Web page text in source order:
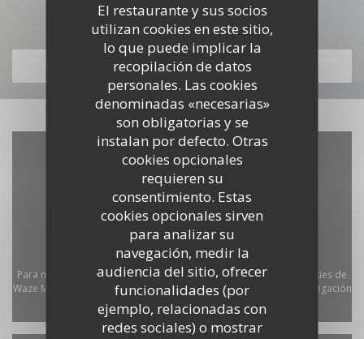
El restaurante y sus socios
utilizan cookies en este sitio,
lo que puede implicar la
recopilación de datos
personales. Las cookies
denominadas «necesarias»
son obligatorias y se
instalan por defecto. Otras
cookies opcionales
requieren su
consentimiento. Estas
cookies opcionales sirven
para analizar su
navegación, medir la
audiencia del sitio, ofrecer
funcionalidades (por
ejemplo, relacionadas con
redes sociales) o mostrar
Descubrir nuestra carta
DESCUBRIR NUESTRA CARTA
Para mostrar el mapa interactivo de Waze, debe aceptar las cookies de
Waze Map (Google). Estas cookies pueden recopilar datos de navegación
y ubicación.
Permitir